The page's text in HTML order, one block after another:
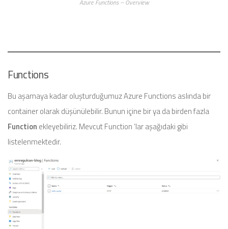
Azure Functions – Overview
Functions
Bu aşamaya kadar oluşturduğumuz Azure Functions aslında bir
container olarak düşünülebilir. Bunun içine bir ya da birden fazla
Function ekleyebiliriz. Mevcut Function ‘lar aşağıdaki gibi
listelenmektedir.